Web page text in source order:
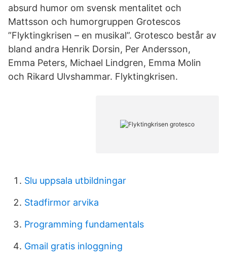
absurd humor om svensk mentalitet och
Mattsson och humorgruppen Grotescos
”Flyktingkrisen – en musikal”. Grotesco består av
bland andra Henrik Dorsin, Per Andersson,
Emma Peters, Michael Lindgren, Emma Molin
och Rikard Ulvshammar. Flyktingkrisen.
Slu uppsala utbildningar
Stadfirmor arvika
Programming fundamentals
Gmail gratis inloggning